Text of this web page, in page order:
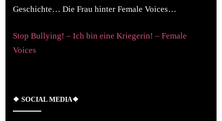
Geschichte… Die Frau hinter Female Voices…
Stop Bullying! – Ich bin eine Kriegerin! – Female
Voices
❖ SOCIAL MEDIA❖